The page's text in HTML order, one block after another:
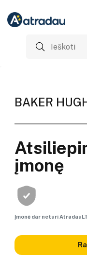
BAKER
įmonę
Įmonė dar neturi